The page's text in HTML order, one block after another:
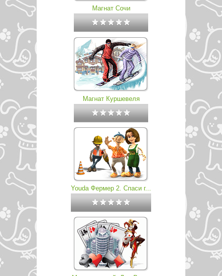
Магнат Сочи
Магнат Куршевеля
Youda Фермер 2. Спаси г...